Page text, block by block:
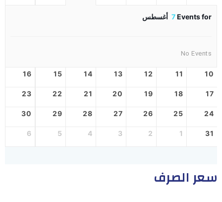
Events for
7 أغسطس
No Events
10
11
12
13
14
15
16
17
18
19
20
21
22
23
24
25
26
27
28
29
30
31
1
2
3
4
5
6
سعر الصرف